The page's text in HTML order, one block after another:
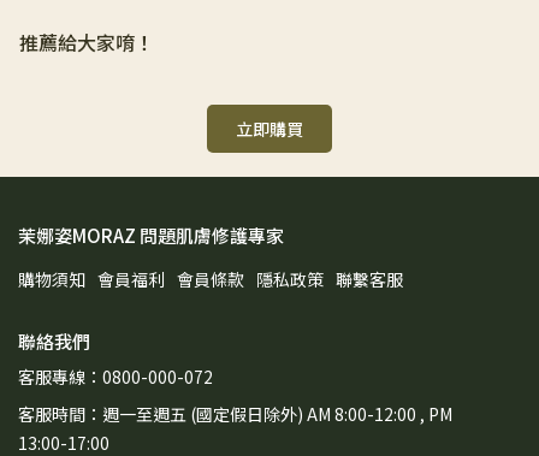
推薦給大家唷！
立即購買
茉娜姿MORAZ 問題肌膚修護專家
購物須知 會員福利 會員條款 隱私政策 聯繫客服
聯絡我們
客服專線：0800-000-072
客服時間：週一至週五 (國定假日除外) AM 8:00-12:00 , PM
13:00-17:00